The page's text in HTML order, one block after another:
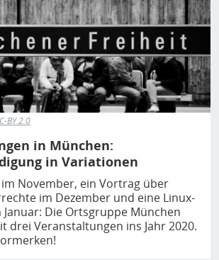
BY 2.0
in München:
in Variationen
November, ein Vortrag über
im Dezember und eine Linux-
Die Ortsgruppe München
drei Veranstaltungen ins Jahr 2020.